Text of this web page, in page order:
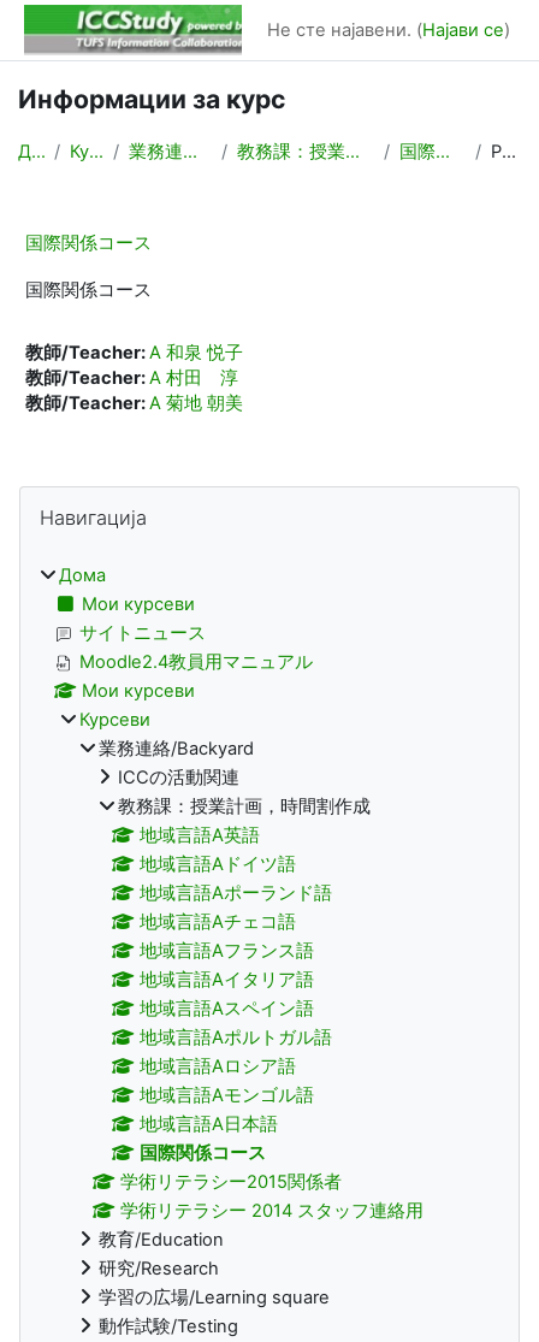
Оди до главна содржина
Не сте најавени. (Најави се)
Информации за курс
Дома Курсеви 業務連絡/Backyard 教務課：授業計画，時間割作成 国際関係コース Резиме
国際関係コース
国際関係コース
教師/Teacher:A 和泉 悦子
教師/Teacher:A 村田 淳
教師/Teacher:A 菊地 朝美
Блокови
Навигација
Дома
Мои курсеви
サイトニュース
Moodle2.4教員用マニュアル
Мои курсеви
Курсеви
業務連絡/Backyard
ICCの活動関連
教務課：授業計画，時間割作成
地域言語A英語
地域言語Aドイツ語
地域言語Aポーランド語
地域言語Aチェコ語
地域言語Aフランス語
地域言語Aイタリア語
地域言語Aスペイン語
地域言語Aポルトガル語
地域言語Aロシア語
地域言語Aモンゴル語
地域言語A日本語
国際関係コース
学術リテラシー2015関係者
学術リテラシー 2014 スタッフ連絡用
教育/Education
研究/Research
学習の広場/Learning square
動作試験/Testing